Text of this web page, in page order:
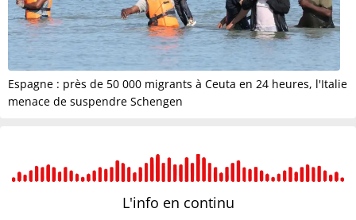
Espagne : près de 50 000 migrants à Ceuta en 24 heures, l'Italie
menace de suspendre Schengen
L'info en continu